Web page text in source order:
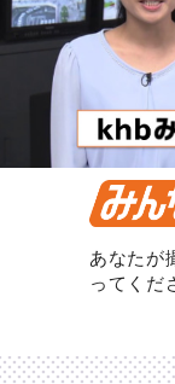
あなたが
ってくだ